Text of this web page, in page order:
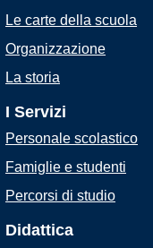
Le carte della scuola
Organizzazione
La storia
I Servizi
Personale scolastico
Famiglie e studenti
Percorsi di studio
Didattica